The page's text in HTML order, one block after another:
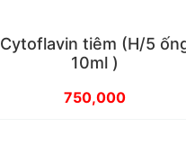
Cytoflavin tiêm (H/5
10ml )
750,000